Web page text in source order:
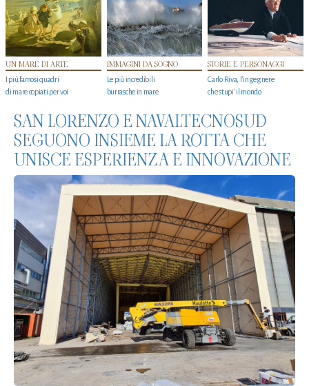
UN MARE DI ARTE
I più famosi quadri
di mare copiati per voi
IMMAGINI DA SOGNO
Le più incredibili
burrasche in mare
STORIE E PERSONAGGI
Carlo Riva, l’ingegnere
che stupi' il mondo
SAN LORENZO E NAVALTECNOSUD
SEGUONO INSIEME LA ROTTA CHE
UNISCE ESPERIENZA E INNOVAZIONE